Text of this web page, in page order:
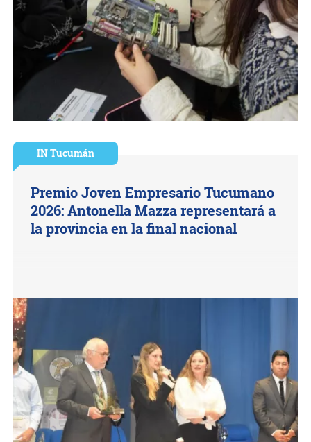
IN Tucumán
Premio Joven Empresario Tucumano
2026: Antonella Mazza representará a
la provincia en la final nacional